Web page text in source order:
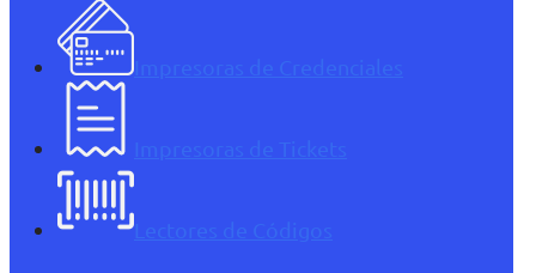
Impresoras de Credenciales
Impresoras de Tickets
Lectores de Códigos